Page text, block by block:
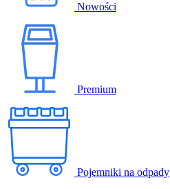
Nowości
Premium
Pojemniki na odpady